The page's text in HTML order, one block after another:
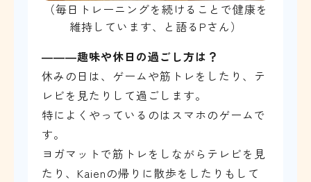
（毎日トレーニングを続けることで健康を
維持しています、と語るPさん）
―――趣味や休日の過ごし方は？
休みの日は、ゲームや筋トレをしたり、テ
レビを見たりして過ごします。
特によくやっているのはスマホのゲームで
す。
ヨガマットで筋トレをしながらテレビを見
たり、Kaienの帰りに散歩をしたりもして